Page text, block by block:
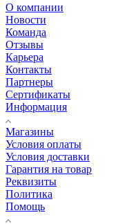
О компании
Новости
Команда
Отзывы
Карьера
Контакты
Партнеры
Сертификаты
Информация
Магазины
Условия оплаты
Условия доставки
Гарантия на товар
Реквизиты
Политика
Помощь